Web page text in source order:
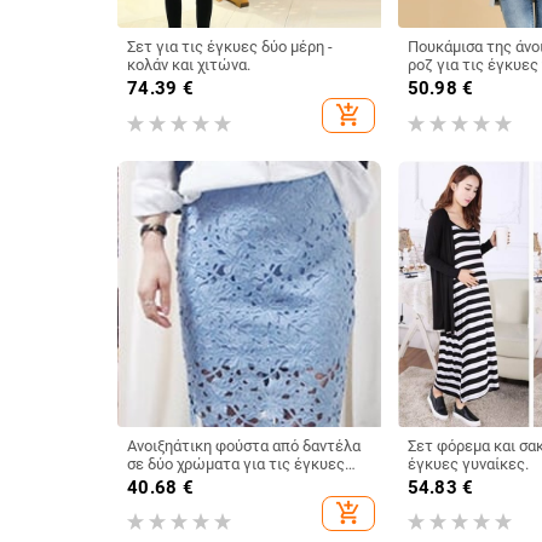
Σετ για τις έγκυες δύο μέρη -
κολάν και χιτώνα.
74.39 €
add_shopping_cart
Πουκάμισα της
ροζ για τις έγκυες
50.98 €
Ανοιξηάτικη φούστα από δαντέλα
σε δύο χρώματα για τις έγκυες
γυναίκες.
40.68 €
add_shopping_cart
Σετ φόρεμα και
έγκυες γυναίκες.
54.83 €